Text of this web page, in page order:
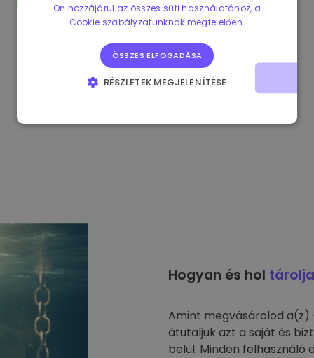
Hogyan és hol
Amint megvásárolod a(z)
átutaljuk azt a saját és
belül. Minden felhasználó
Ön hozzájárul az összes süti használatához, a
Cookie szabályzatunknak megfelelően.
ÖSSZES ELFOGADÁSA
RÉSZLETEK MEGJELENÍTÉSE